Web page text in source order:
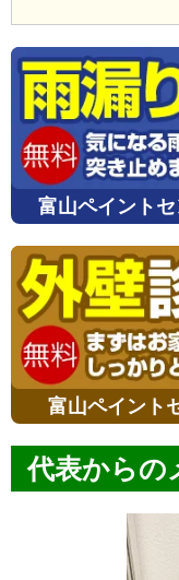
富山ペイント
富山ペイント
代表からの